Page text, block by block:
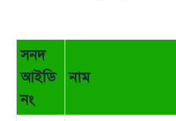
সনদ
আইডি
নং
নাম